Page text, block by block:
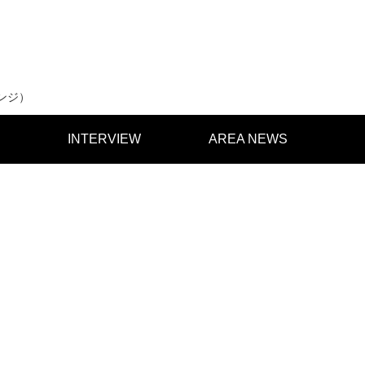
）
INTERVIEW AREA NEWS